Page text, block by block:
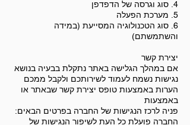
4. סוג וגרסה של הדפדפן
5. מערכת הפעלה
6. סוג הטכנולוגיה המסייעת (במידה
והשתמשתם)
יצירת קשר
אם במהלך הגלישה באתר נתקלת בבעיה בנושא
נגישות נשמח לעמוד לשירותכם ולקבל ממכם
הערות באמצעות טופס יצירת קשר שבאתר או
באמצעות
פניה לרכז הנגישות של החברה בפרטים הבאים:
החברה פועלת כל העת לשיפור הנגישות של